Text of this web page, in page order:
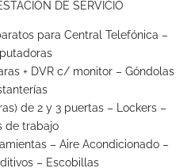
DE SERVICIO
para Central Telefónica –
+ DVR c/ monitor – Góndolas
de 2 y 3 puertas – Lockers –
de trabajo
– Aire Acondicionado –
– Escobillas